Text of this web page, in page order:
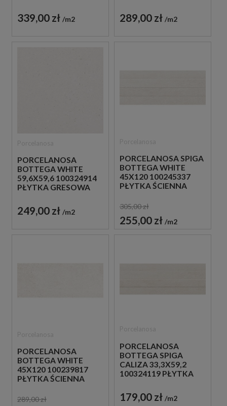
339,00 zł m2 289,00 zł m2
PORCELANOSA
BOTTEGA WHITE
59,6X59,6 100324914
PŁYTKA GRESOWA
249,00 zł m2
PORCELANOSA SPIGA
BOTTEGA WHITE
45X120 100245337
PŁYTKA ŚCIENNA
305,00 zł
255,00 zł m2
PORCELANOSA
BOTTEGA WHITE
45X120 100239817
PŁYTKA ŚCIENNA
289,00 zł
PORCELANOSA
BOTTEGA SPIGA
CALIZA 33,3X59,2
100324119 PŁYTKA
179,00 zł m2